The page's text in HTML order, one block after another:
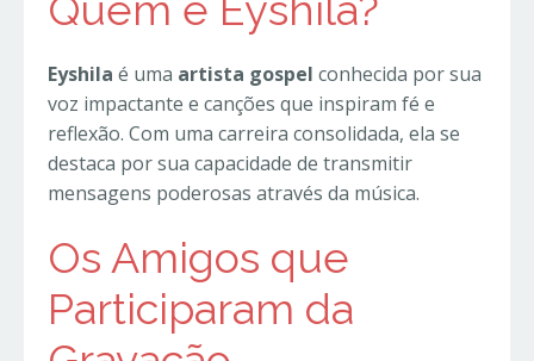
Eyshila é uma artista gospel conhecida por sua
voz impactante e canções que inspiram fé e
reflexão. Com uma carreira consolidada, ela se
destaca por sua capacidade de transmitir
mensagens poderosas através da música.
Os Amigos que
Participaram da